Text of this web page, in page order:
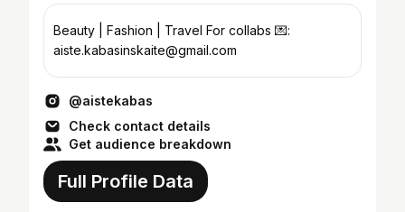
Beauty | Fashion | Travel For collabs 💌:
aiste.kabasinskaite@gmail.com
@aistekabas
Check contact details
Get audience breakdown
Full Profile Data